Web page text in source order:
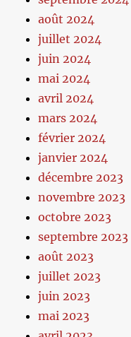
août 2024
juillet 2024
juin 2024
mai 2024
avril 2024
mars 2024
février 2024
janvier 2024
décembre 2023
novembre 2023
octobre 2023
septembre 2023
août 2023
juillet 2023
juin 2023
mai 2023